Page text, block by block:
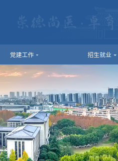
党建工作 招生就业